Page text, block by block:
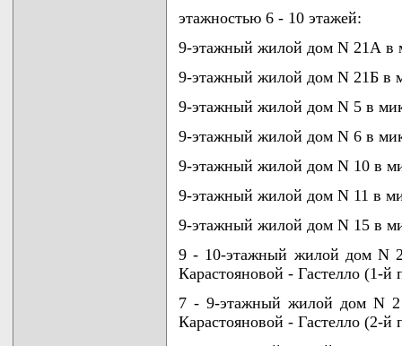
этажностью 6 - 10 этажей:
9-этажный жилой дом N 21А в
9-этажный жилой дом N 21Б в
9-этажный жилой дом N 5 в
9-этажный жилой дом N 6 в
9-этажный жилой дом N 10 в
9-этажный жилой дом N 11 в
9-этажный жилой дом N 15 в
9 - 10-этажный жилой дом N
Карастояновой - Гастелло (1-й
7 - 9-этажный жилой дом N 2
Карастояновой - Гастелло (2-й